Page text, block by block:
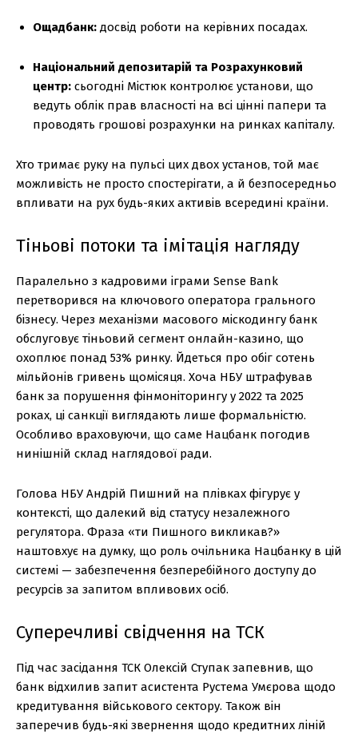
Ощадбанк: досвід роботи на керівних посадах.
Національний депозитарій та Розрахунковий
центр: сьогодні Містюк контролює установи, що
ведуть облік прав власності на всі цінні папери та
проводять грошові розрахунки на ринках капіталу.
Хто тримає руку на пульсі цих двох установ, той має
можливість не просто спостерігати, а й безпосередньо
впливати на рух будь-яких активів всередині країни.
Тіньові потоки та імітація нагляду
Паралельно з кадровими іграми Sense Bank
перетворився на ключового оператора грального
бізнесу. Через механізми масового міскодингу банк
обслуговує тіньовий сегмент онлайн-казино, що
охоплює понад 53% ринку. Йдеться про обіг сотень
мільйонів гривень щомісяця. Хоча НБУ штрафував
банк за порушення фінмоніторингу у 2022 та 2025
роках, ці санкції виглядають лише формальністю.
Особливо враховуючи, що саме Нацбанк погодив
нинішній склад наглядової ради.
Голова НБУ Андрій Пишний на плівках фігурує у
контексті, що далекий від статусу незалежного
регулятора. Фраза «ти Пишного викликав?»
наштовхує на думку, що роль очільника Нацбанку в цій
системі — забезпечення безперебійного доступу до
ресурсів за запитом впливових осіб.
Суперечливі свідчення на ТСК
Під час засідання ТСК Олексій Ступак запевнив, що
банк відхилив запит асистента Рустема Умєрова щодо
кредитування військового сектору. Також він
заперечив будь-які звернення щодо кредитних ліній